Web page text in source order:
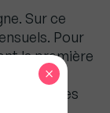
Sur ce
Pour
la première
comme
les
×